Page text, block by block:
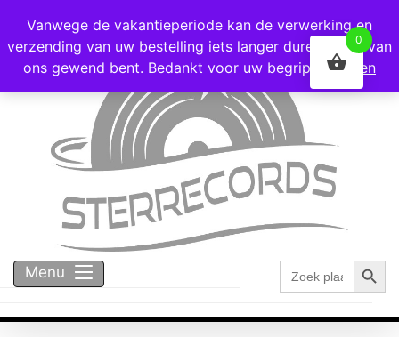
Voor 16:00 besteld = vandaag verzonden!
Menu
Zoek
naar:
Vanwege de vakantieperiode kan de verwerking en
verzending van uw bestelling iets langer duren dan u van
ons gewend bent. Bedankt voor uw begrip!
Negeren
0